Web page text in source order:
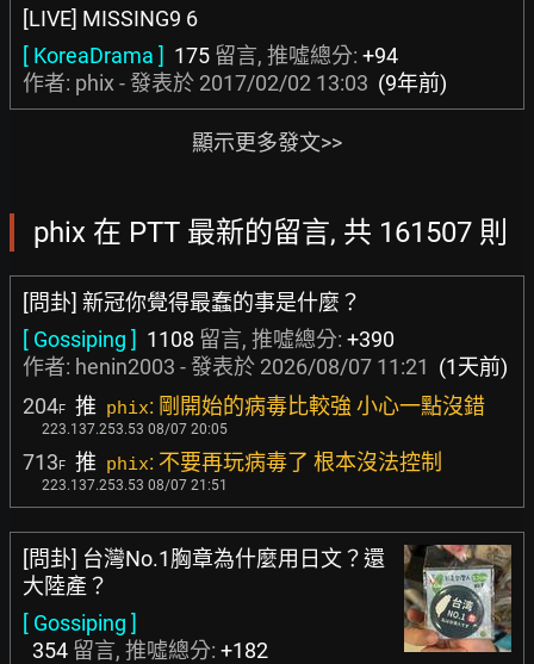
[LIVE] MISSING9 6
[ KoreaDrama ] 175 留言, 推噓總分: +94
作者: phix - 發表於 2017/02/02 13:03 (9年前)
顯示更多發文>>
phix 在 PTT 最新的留言, 共 161507 則
[問卦] 新冠你覺得最蠢的事是什麼？
[ Gossiping ] 1108 留言, 推噓總分: +390
作者: henin2003 - 發表於 2026/08/07 11:21 (1天前)
204F 推 phix: 剛開始的病毒比較強 小心一點沒錯
223.137.253.53 08/07 20:05
713F 推 phix: 不要再玩病毒了 根本沒法控制
223.137.253.53 08/07 21:51
[問卦] 台灣No.1胸章為什麼用日文？還
大陸產？
[ Gossiping ]
354 留言, 推噓總分: +182